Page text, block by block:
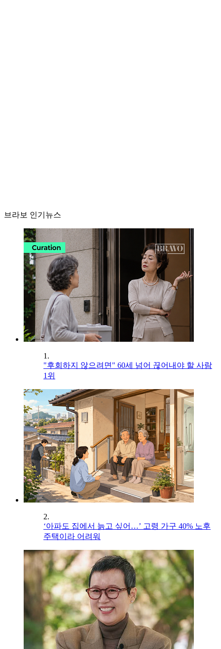
브라보 인기뉴스
1.
"후회하지 않으려면" 60세 넘어 끊어내야 할 사람
1위
2.
‘아파도 집에서 늙고 싶어…’ 고령 가구 40% 노후
주택이라 어려워